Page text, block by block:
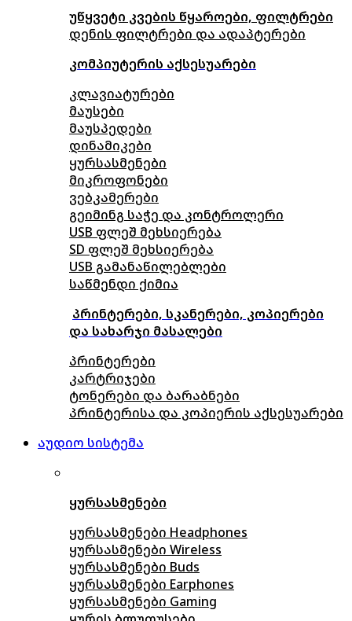
უწყვეტი კვების წყაროები, ფილტრები
დენის ფილტრები და ადაპტერები
კომპიუტერის აქსესუარები
კლავიატურები
მაუსები
მაუსპედები
დინამიკები
ყურსასმენები
მიკროფონები
ვებკამერები
გეიმინგ საჭე და კონტროლერი
USB ფლეშ მეხსიერება
SD ფლეშ მეხსიერება
USB გამანაწილებლები
საწმენდი ქიმია
პრინტერები, სკანერები, კოპიერები
და სახარჯი მასალები
პრინტერები
კარტრიჯები
ტონერები და ბარაბნები
პრინტერისა და კოპიერის აქსესუარები
აუდიო სისტემა
ყურსასმენები
ყურსასმენები Headphones
ყურსასმენები Wireless
ყურსასმენები Buds
ყურსასმენები Earphones
ყურსასმენები Gaming